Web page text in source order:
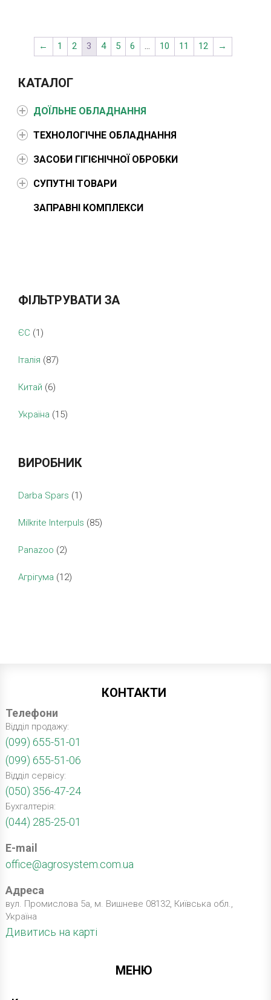
← 1 2 3 4 5 6 … 10 11 12 →
КАТАЛОГ
ДОЇЛЬНЕ ОБЛАДНАННЯ
ТЕХНОЛОГІЧНЕ ОБЛАДНАННЯ
ЗАСОБИ ГІГІЄНІЧНОЇ ОБРОБКИ
СУПУТНІ ТОВАРИ
ЗАПРАВНІ КОМПЛЕКСИ
ФІЛЬТРУВАТИ ЗА
ЄС (1)
Італія (87)
Китай (6)
Україна (15)
ВИРОБНИК
Darba Spars (1)
Milkrite Interpuls (85)
Panazoo (2)
Агрігума (12)
КОНТАКТИ
Телефони
Відділ продажу:
(099) 655-51-01
(099) 655-51-06
Відділ сервісу:
(050) 356-47-24
Бухгалтерія:
(044) 285-25-01
E-mail
office@agrosystem.com.ua
Адреса
вул. Промислова 5а, м. Вишневе 08132, Київська обл.,
Україна
Дивитись на карті
МЕНЮ